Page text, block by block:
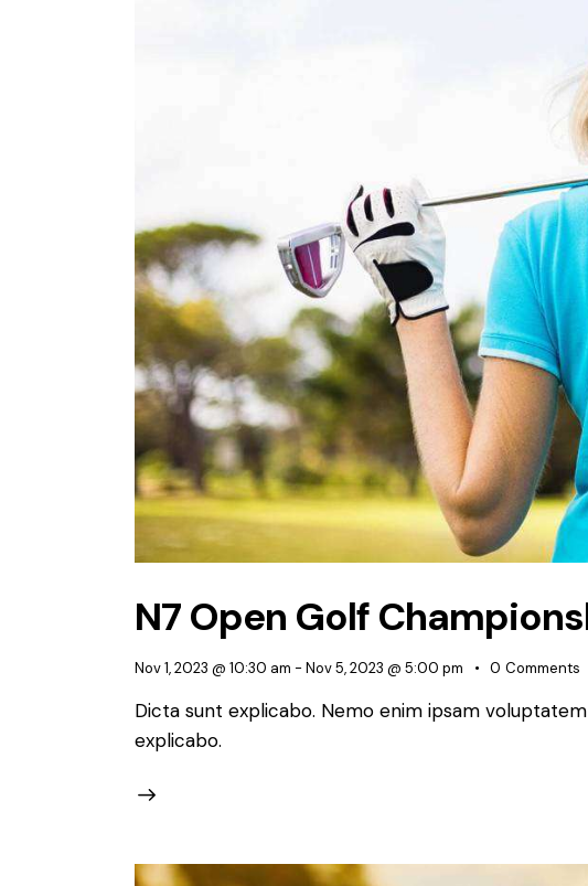
N7 Open Golf
Nov 1, 2023 @ 10:30 am - Nov 5, 2023 @ 5:00 pm 0 Comments
Dicta sunt explicabo. Nemo enim ipsam
explicabo.